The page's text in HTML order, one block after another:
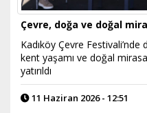
Çevre, doğa ve doğal
Kadıköy Çevre
kent yaşamı ve doğal
yatırıldı
11 Haziran 2026 - 12:51